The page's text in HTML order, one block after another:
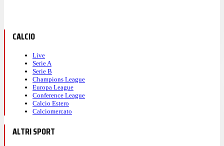
CALCIO
Live
Serie A
Serie B
Champions League
Europa League
Conference League
Calcio Estero
Calciomercato
ALTRI SPORT